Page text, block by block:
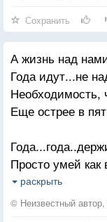
Влюбитесь
Как в ту, что в
Сохранить
А жизнь над
Года идут...не
Необходимость,
Еще острее в
Просто умей
Еще сильнее в
раскрыть
© Неизвестный автор,